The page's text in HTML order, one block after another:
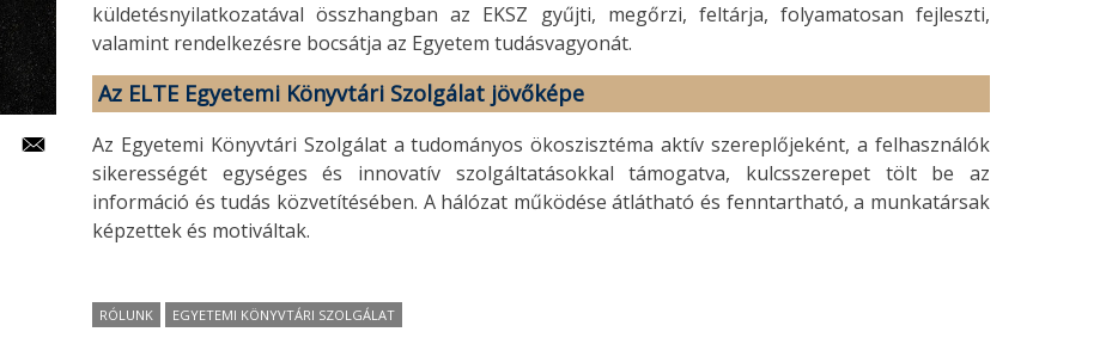
küldetésnyilatkozatával összhangban az EKSZ gyűjti, megőrzi, feltárja, folyamatosan fejleszti,
valamint rendelkezésre bocsátja az Egyetem tudásvagyonát.
Az ELTE Egyetemi Könyvtári Szolgálat jövőképe
Az Egyetemi Könyvtári Szolgálat a tudományos ökoszisztéma aktív szereplőjeként, a felhasználók
sikerességét egységes és innovatív szolgáltatásokkal támogatva, kulcsszerepet tölt be az
információ és tudás közvetítésében. A hálózat működése átlátható és fenntartható, a munkatársak
képzettek és motiváltak.
RÓLUNK EGYETEMI KÖNYVTÁRI SZOLGÁLAT